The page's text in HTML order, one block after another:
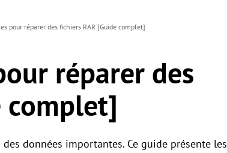
pour réparer des fichiers RAR [Guide complet]
réparer des
complet]
données importantes. Ce guide présente les